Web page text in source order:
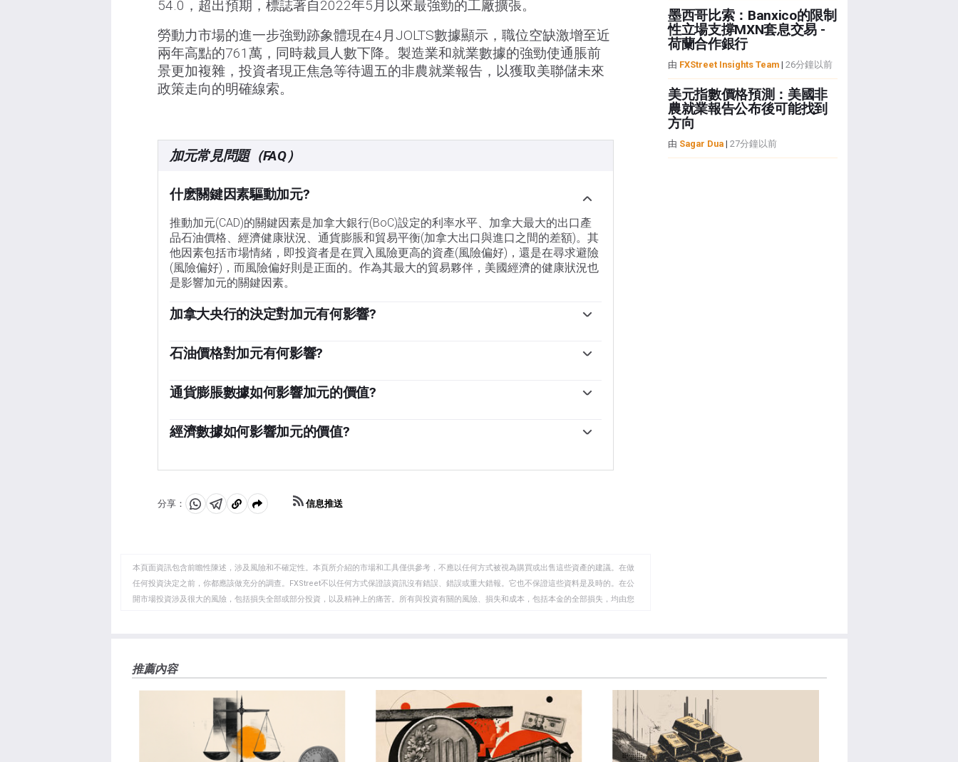
54.0，超出預期，標誌著自2022年5月以來最強勁的工廠擴張。
勞動力市場的進一步強勁跡象體現在4月JOLTS數據顯示，職位空缺激增至近
兩年高點的761萬，同時裁員人數下降。製造業和就業數據的強勁使通脹前
景更加複雜，投資者現正焦急等待週五的非農就業報告，以獲取美聯儲未來
政策走向的明確線索。
加元常見問題（FAQ）
什麽關鍵因素驅動加元?
推動加元(CAD)的關鍵因素是加拿大銀行(BoC)設定的利率水平、加拿大最大的出口產
品石油價格、經濟健康狀況、通貨膨脹和貿易平衡(加拿大出口與進口之間的差額)。其
他因素包括市場情緒，即投資者是在買入風險更高的資產(風險偏好)，還是在尋求避險
(風險偏好)，而風險偏好則是正面的。作為其最大的貿易夥伴，美國經濟的健康狀況也
是影響加元的關鍵因素。
加拿大央行的決定對加元有何影響?
到每個人的利率水平。加拿大央行的主要目標是通過上調或下調利率，將通貨膨脹率
縮政策來影響信貸狀況，前者對加元不利，後者對加元有利。
石油價格對加元有何影響?
價格往往對加元價值產生直接影響。一般來說，如果油價上漲，加元也會上漲，因為
易順差的可能性更大，這也支持加元。
通貨膨脹數據如何影響加元的價值?
代，隨著跨境資本管製的放松，情況實際上正好相反。較高的通貨膨脹率往往會導致
經濟數據如何影響加元的價值?
和服務業pmi、就業和消費者信心調查等指標都能影響加元的走勢。強勁的經濟對加元
致貨幣走強。然而，如果經濟數據疲弱，加元可能會下跌。
分享：
分
WhatsApp
分
Telegram
複
剪
貼
板
信息推送
本頁面資訊包含前瞻性陳述，涉及風險和不確定性。本頁所介紹的市場和工具僅供參考，不應以任何方式被視為購買或出售這些資產的建議。在做
任何投資決定之前，你都應該做充分的調查。FXStreet不以任何方式保證該資訊沒有錯誤、錯誤或重大錯報。它也不保證這些資料是及時的。在公
開市場投資涉及很大的風險，包括損失全部或部分投資，以及精神上的痛苦。所有與投資有關的風險、損失和成本，包括本金的全部損失，均由您
FXStreet和作者不提供個性化的建議。作者對該資訊的準確性、完整性或適用性不作任何陳述。FXStreet和作者將不承擔任何錯誤，遺漏或任何損
失，傷害或損害由此資訊及其顯示或使用引起的。錯誤和遺漏除外。本文作者和FXStreet並非註冊投資顧問，本文內容無意提供任何投資建議。
墨西哥比索：Banxico的限制
性立場支撐MXN套息交易 -
荷蘭合作銀行
由 FXStreet Insights Team| 26分鐘以前
美元指數價格預測：美國非
農就業報告公布後可能找到
方向
由 Sagar Dua| 27分鐘以前
推薦內容